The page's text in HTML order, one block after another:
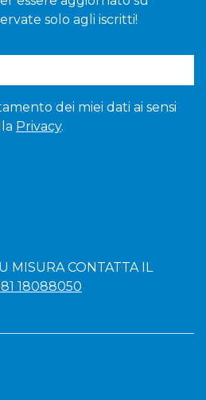
solo agli iscritti!
dei miei dati ai sensi
Privacy.
MISURA CONTATTA IL
18088050